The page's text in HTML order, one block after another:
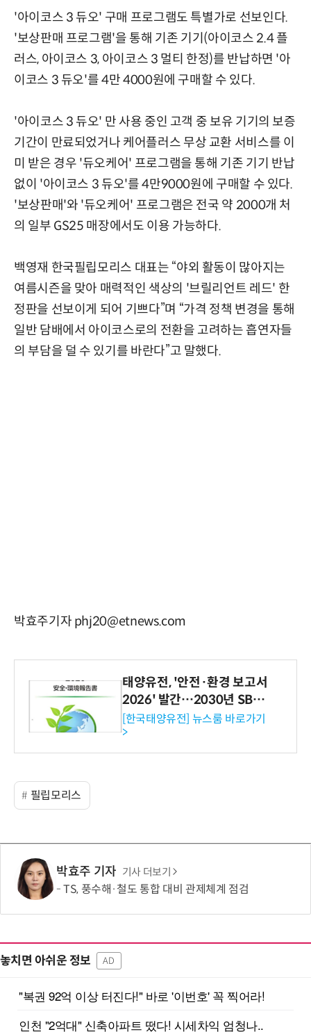
'아이코스 3 듀오' 구매 프로그램도 특별가로 선보인다.
'보상판매 프로그램'을 통해 기존 기기(아이코스 2.4 플
러스, 아이코스 3, 아이코스 3 멀티 한정)를 반납하면 '아
이코스 3 듀오'를 4만 4000원에 구매할 수 있다.
'아이코스 3 듀오' 만 사용 중인 고객 중 보유 기기의 보증
기간이 만료되었거나 케어플러스 무상 교환 서비스를 이
미 받은 경우 '듀오케어' 프로그램을 통해 기존 기기 반납
없이 '아이코스 3 듀오'를 4만9000원에 구매할 수 있다.
'보상판매'와 '듀오케어' 프로그램은 전국 약 2000개 처
의 일부 GS25 매장에서도 이용 가능하다.
백영재 한국필립모리스 대표는 “야외 활동이 많아지는
여름시즌을 맞아 매력적인 색상의 '브릴리언트 레드' 한
정판을 선보이게 되어 기쁘다”며 “가격 정책 변경을 통해
일반 담배에서 아이코스로의 전환을 고려하는 흡연자들
의 부담을 덜 수 있기를 바란다”고 말했다.
박효주기자 phj20@etnews.com
태양유전, '안전·환경 보고서
2026' 발간…2030년 SBT
수준 온실가스 감축 추진
[한국태양유전] 뉴스룸 바로가기
>
필립모리스
박효주 기자 기사 더보기
TS, 풍수해·철도 통합 대비 관제체계 점검
놓치면 아쉬운 정보 AD